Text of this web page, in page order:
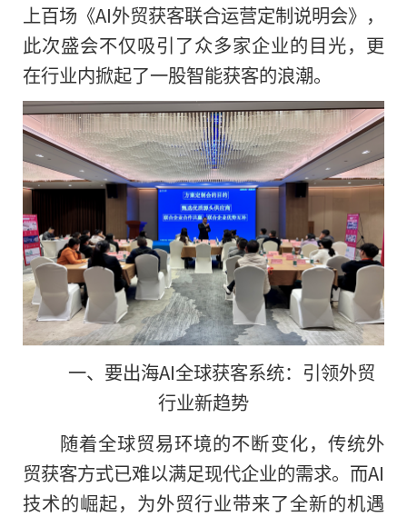
上百场《AI外贸获客联合运营定制说明会》，
此次盛会不仅吸引了众多家企业的目光，更
在行业内掀起了一股智能获客的浪潮。
一、要出海AI全球获客系统：引领外贸
行业新趋势
随着全球贸易环境的不断变化，传统外
贸获客方式已难以满足现代企业的需求。而AI
技术的崛起，为外贸行业带来了全新的机遇